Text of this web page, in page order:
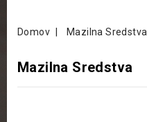
Domov Mazilna Sredstva
Mazilna Sredstva